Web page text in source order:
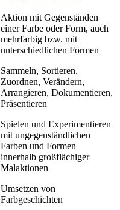
Aktion mit Gegenständen
einer Farbe oder Form, auch
mehrfarbig bzw. mit
unterschiedlichen Formen
Sammeln, Sortieren,
Zuordnen, Verändern,
Arrangieren, Dokumentieren,
Präsentieren
Spielen und Experimentieren
mit ungegenständlichen
Farben und Formen
innerhalb großflächiger
Malaktionen
Umsetzen von
Farbgeschichten